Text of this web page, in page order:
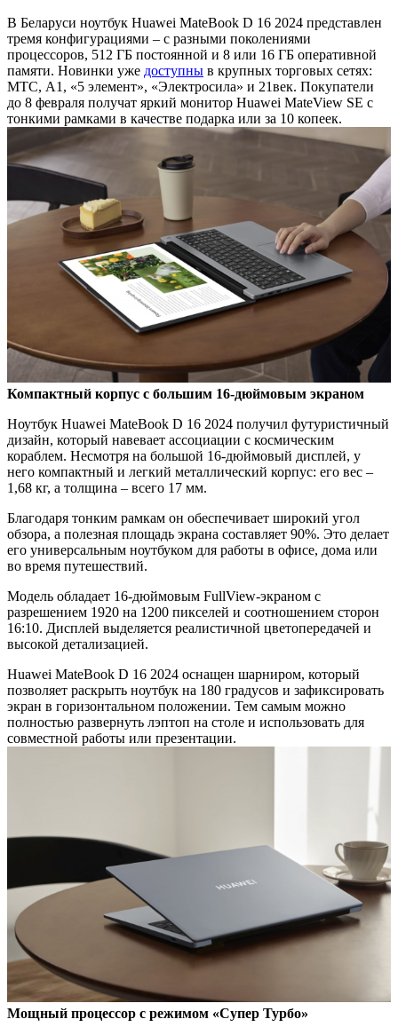
В Беларуси ноутбук Huawei MateBook D 16 2024 представлен
тремя конфигурациями – с разными поколениями
процессоров, 512 ГБ постоянной и 8 или 16 ГБ оперативной
памяти. Новинки уже доступны в крупных торговых сетях:
МТС, А1, «5 элемент», «Электросила» и 21век. Покупатели
до 8 февраля получат яркий монитор Huawei MateView SE с
тонкими рамками в качестве подарка или за 10 копеек.
Компактный корпус с большим 16-дюймовым экраном
Ноутбук Huawei MateBook D 16 2024 получил футуристичный
дизайн, который навевает ассоциации с космическим
кораблем. Несмотря на большой 16-дюймовый дисплей, у
него компактный и легкий металлический корпус: его вес –
1,68 кг, а толщина – всего 17 мм.
Благодаря тонким рамкам он обеспечивает широкий угол
обзора, а полезная площадь экрана составляет 90%. Это делает
его универсальным ноутбуком для работы в офисе, дома или
во время путешествий.
Модель обладает 16-дюймовым FullView-экраном с
разрешением 1920 на 1200 пикселей и соотношением сторон
16:10. Дисплей выделяется реалистичной цветопередачей и
высокой детализацией.
Huawei MateBook D 16 2024 оснащен шарниром, который
позволяет раскрыть ноутбук на 180 градусов и зафиксировать
экран в горизонтальном положении. Тем самым можно
полностью развернуть лэптоп на столе и использовать для
совместной работы или презентации.
Мощный процессор с режимом «Супер Турбо»